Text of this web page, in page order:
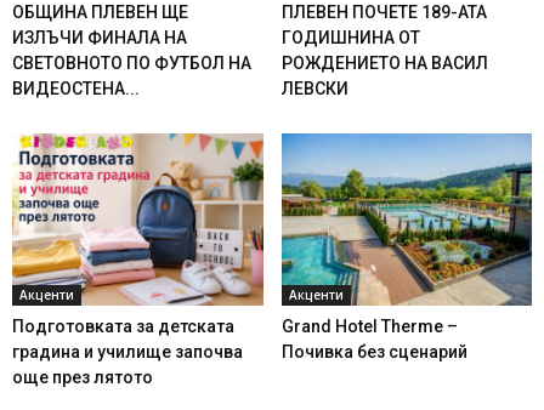
ОБЩИНА ПЛЕВЕН ЩЕ
ИЗЛЪЧИ ФИНАЛА НА
СВЕТОВНОТО ПО ФУТБОЛ НА
ВИДЕОСТЕНА...
ПЛЕВЕН ПОЧЕТЕ 189-АТА
ГОДИШНИНА ОТ
РОЖДЕНИЕТО НА ВАСИЛ
ЛЕВСКИ
Акценти
Подготовката за детската
градина и училище започва
още през лятото
Акценти
Grand Hotel Therme –
Почивка без сценарий